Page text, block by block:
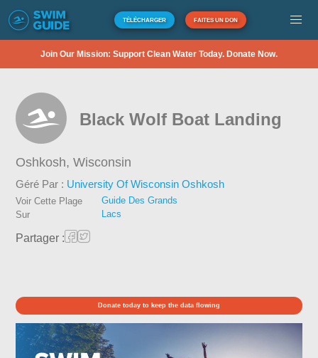
TÉLÉCHARGER FAITES UN DON
Join Our Mission: Support Clean Water Today. Donate Now.
Black Wolf Boat Landing
Oshkosh,Wisconsin
Géré Par : University Of Wisconsin Oshkosh
Voir Cette Plage
Sur
Guide Des Grands
Lacs
Partager :
Donate today to keep the data flowing